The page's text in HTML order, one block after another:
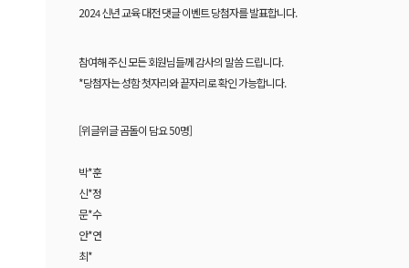
2024신년 교육 대전 댓글 이벤트 당첨자를 발표합니다.
참여해 주신 모든 회원님들께 감사의 말씀 드립니다.
*당첨자는 성함 첫자리와 끝자리로 확인 가능합니다.
[위글위글 곰돌이 담요 50명]
박*훈
신*정
문*수
안*연
최*